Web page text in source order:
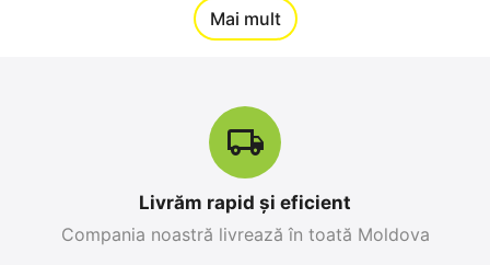
Apple iPhone 17 Pro
-10%
Apple iPhone 17 Pro
Mai mult
Livrăm rapid și eficient
Compania noastră livrează în toată Moldova